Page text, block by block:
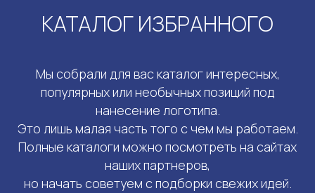
КАТАЛОГ ИЗБРАННОГО
Мы собрали для вас каталог интересных,
популярных или необычных позиций под
нанесение логотипа.
Это лишь малая часть того с чем мы работаем.
Полные каталоги можно посмотреть на сайтах
наших партнеров,
но начать советуем с подборки свежих идей.